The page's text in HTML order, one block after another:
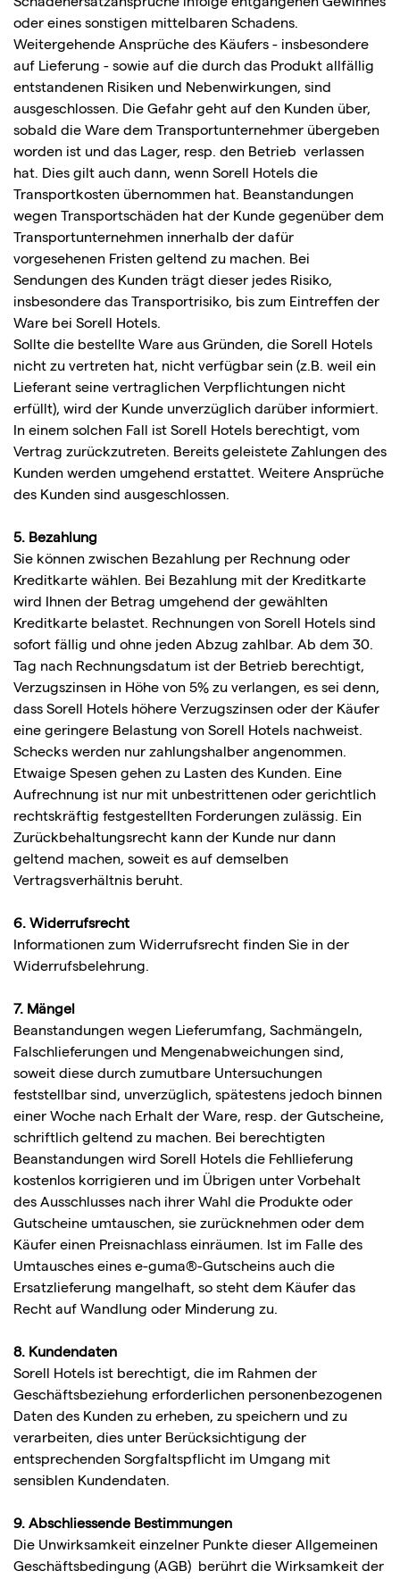
oder eines sonstigen mittelbaren Schadens.
Weitergehende Ansprüche des Käufers - insbesondere
auf Lieferung - sowie auf die durch das Produkt allfällig
entstandenen Risiken und Nebenwirkungen, sind
ausgeschlossen. Die Gefahr geht auf den Kunden über,
sobald die Ware dem Transportunternehmer übergeben
worden ist und das Lager, resp. den Betrieb verlassen
hat. Dies gilt auch dann, wenn Sorell Hotels die
Transportkosten übernommen hat. Beanstandungen
wegen Transportschäden hat der Kunde gegenüber dem
Transportunternehmen innerhalb der dafür
vorgesehenen Fristen geltend zu machen. Bei
Sendungen des Kunden trägt dieser jedes Risiko,
insbesondere das Transportrisiko, bis zum Eintreffen der
Ware bei Sorell Hotels.
Sollte die bestellte Ware aus Gründen, die Sorell Hotels
nicht zu vertreten hat, nicht verfügbar sein (z.B. weil ein
Lieferant seine vertraglichen Verpflichtungen nicht
erfüllt), wird der Kunde unverzüglich darüber informiert.
In einem solchen Fall ist Sorell Hotels berechtigt, vom
Vertrag zurückzutreten. Bereits geleistete Zahlungen des
Kunden werden umgehend erstattet. Weitere Ansprüche
des Kunden sind ausgeschlossen.
5. Bezahlung
Sie können zwischen Bezahlung per Rechnung oder
Kreditkarte wählen. Bei Bezahlung mit der Kreditkarte
wird Ihnen der Betrag umgehend der gewählten
Kreditkarte belastet. Rechnungen von Sorell Hotels sind
sofort fällig und ohne jeden Abzug zahlbar. Ab dem 30.
Tag nach Rechnungsdatum ist der Betrieb berechtigt,
Verzugszinsen in Höhe von 5% zu verlangen, es sei denn,
dass Sorell Hotels höhere Verzugszinsen oder der Käufer
eine geringere Belastung von Sorell Hotels nachweist.
Schecks werden nur zahlungshalber angenommen.
Etwaige Spesen gehen zu Lasten des Kunden. Eine
Aufrechnung ist nur mit unbestrittenen oder gerichtlich
rechtskräftig festgestellten Forderungen zulässig. Ein
Zurückbehaltungsrecht kann der Kunde nur dann
geltend machen, soweit es auf demselben
Vertragsverhältnis beruht.
6. Widerrufsrecht
Informationen zum Widerrufsrecht finden Sie in der
Widerrufsbelehrung.
7. Mängel
Beanstandungen wegen Lieferumfang, Sachmängeln,
Falschlieferungen und Mengenabweichungen sind,
soweit diese durch zumutbare Untersuchungen
feststellbar sind, unverzüglich, spätestens jedoch binnen
einer Woche nach Erhalt der Ware, resp. der Gutscheine,
schriftlich geltend zu machen. Bei berechtigten
Beanstandungen wird Sorell Hotels die Fehllieferung
kostenlos korrigieren und im Übrigen unter Vorbehalt
des Ausschlusses nach ihrer Wahl die Produkte oder
Gutscheine umtauschen, sie zurücknehmen oder dem
Käufer einen Preisnachlass einräumen. Ist im Falle des
Umtausches eines e-guma®-Gutscheins auch die
Ersatzlieferung mangelhaft, so steht dem Käufer das
Recht auf Wandlung oder Minderung zu.
8. Kundendaten
Sorell Hotels ist berechtigt, die im Rahmen der
Geschäftsbeziehung erforderlichen personenbezogenen
Daten des Kunden zu erheben, zu speichern und zu
verarbeiten, dies unter Berücksichtigung der
entsprechenden Sorgfaltspflicht im Umgang mit
sensiblen Kundendaten.
9. Abschliessende Bestimmungen
Die Unwirksamkeit einzelner Punkte dieser Allgemeinen
Geschäftsbedingung (AGB) berührt die Wirksamkeit der